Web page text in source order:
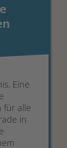
Eine
für alle
in